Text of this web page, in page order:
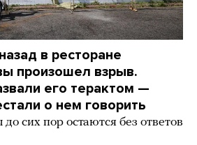
в ресторане
произошел взрыв.
его терактом —
о нем говорить
сих пор остаются без ответов